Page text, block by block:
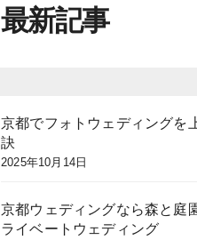
最新記事
京都でフォトウェディングを
訣
2025年10月14日
京都ウェディングなら森と庭
ライベートウェディング